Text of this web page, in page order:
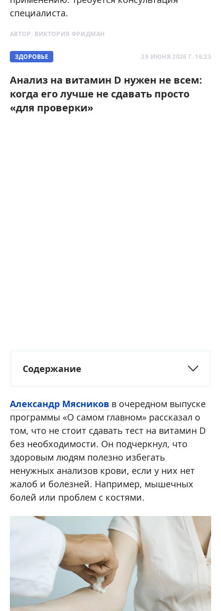
специалиста.
АВТОР: ВИКТОРИЯ ФРИДМАН
ЗДОРОВЬЕ 29 ИЮНЯ 2026 Г. 16:23
Анализ на витамин D нужен не всем:
когда его лучше не сдавать просто
«для проверки»
Содержание
Александр Мясников в очередном выпуске
программы «О самом главном» рассказал о
том, что не стоит сдавать тест на витамин D
без необходимости. Он подчеркнул, что
здоровым людям полезно избегать
ненужных анализов крови, если у них нет
жалоб и болезней. Например, мышечных
болей или проблем с костями.